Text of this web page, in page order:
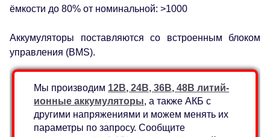
ёмкости до 80% от номинальной: >1000
Аккумуляторы поставляются со встроенным блоком
управления (BMS).
Мы производим 12В, 24В, 36В, 48В литий-
ионные аккумуляторы, а также АКБ с
другими напряжениями и можем менять их
параметры по запросу. Сообщите